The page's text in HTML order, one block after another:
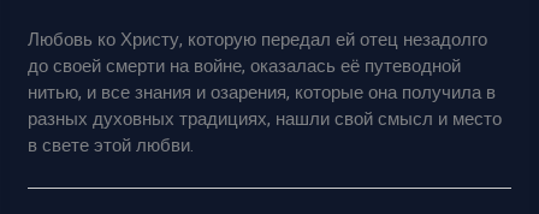
Любовь ко Христу, которую передал ей отец незадолго
до своей смерти на войне, оказалась её путеводной
нитью, и все знания и озарения, которые она получила в
разных духовных традициях, нашли свой смысл и место
в свете этой любви.